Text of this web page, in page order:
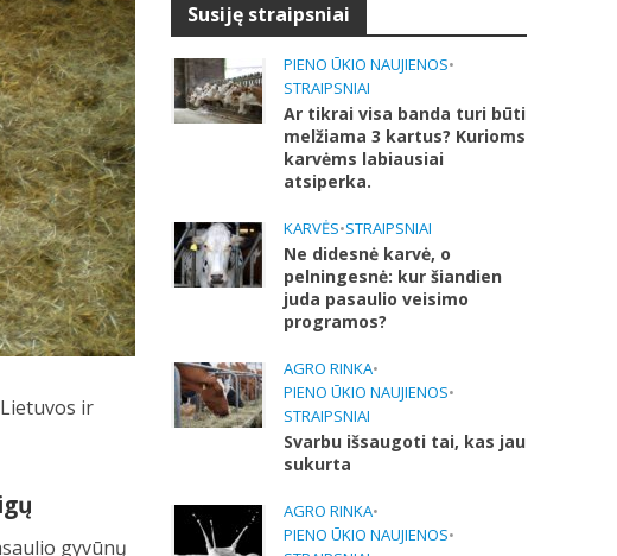
ir
gyvūnų
Susiję straipsniai
PIENO ŪKIO NAUJIENOS•
STRAIPSNIAI
Ar tikrai visa banda turi būti
melžiama 3 kartus? Kurioms
karvėms labiausiai
atsiperka.
KARVĖS•STRAIPSNIAI
Ne didesnė karvė, o
pelningesnė: kur šiandien
juda pasaulio veisimo
programos?
AGRO RINKA•
PIENO ŪKIO NAUJIENOS•
STRAIPSNIAI
Svarbu išsaugoti tai, kas jau
sukurta
AGRO RINKA•
PIENO ŪKIO NAUJIENOS•